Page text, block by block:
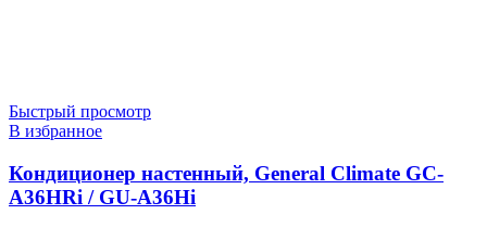
Быстрый просмотр
В избранное
Кондиционер настенный, General Climate GC-
A36HRi / GU-A36Hi